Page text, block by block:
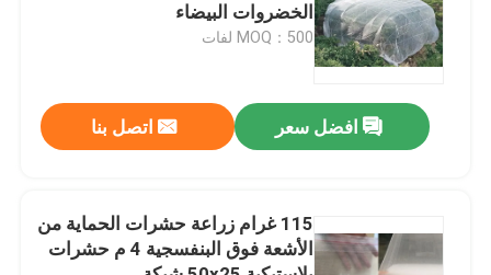
Russian website
الستار المغناطيسي للباب
شبكة ظلال PE
الخضروات البيضاء
MOQ：500 لفات
افضل سعر اتصل بنا
115 غرام زراعة حشرات الحماية من
الأشعة فوق البنفسجية 4 م حشرات